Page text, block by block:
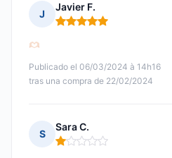
J
Javier F.
Nota: 5 de 5
Publicado el 06/03/2024 à 14h16
tras una compra de 22/02/2024
S
Sara C.
Nota: 1 de 5